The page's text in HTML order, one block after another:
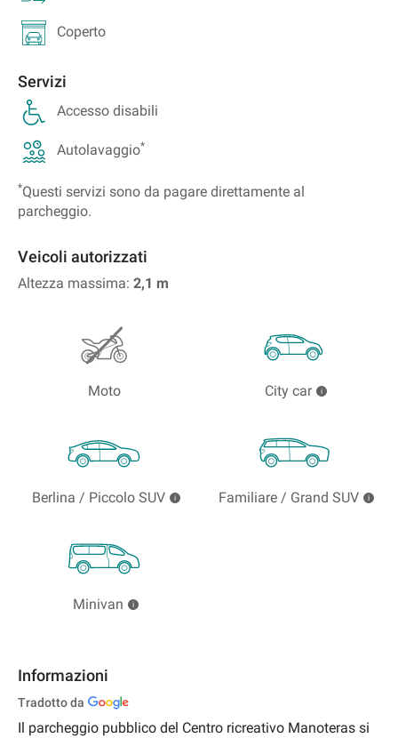
Coperto
Servizi
Accesso disabili
Autolavaggio*
*Questi servizi sono da pagare direttamente al
parcheggio.
Veicoli autorizzati
Altezza massima: 2,1 m
Moto City car
Berlina / Piccolo SUV Familiare / Grand SUV
Minivan
Informazioni
Tradotto da
Il parcheggio pubblico del Centro ricreativo Manoteras si